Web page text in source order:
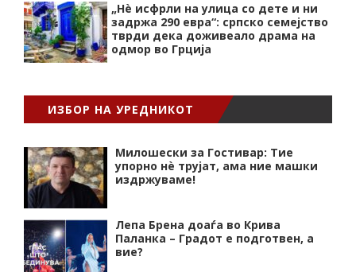
„Нѐ исфрли на улица со дете и ни
задржа 290 евра“: српско семејство
тврди дека доживеало драма на
одмор во Грција
ИЗБОР НА УРЕДНИКОТ
Милошески за Гостивар: Тие
упорно нѐ трујат, ама ние машки
издржуваме!
Лепа Брена доаѓа во Крива
Паланка – Градот е подготвен, а
вие?